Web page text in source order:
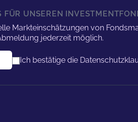
UNSEREN
Markteinschätzungen von
jederzeit möglich.
Ich bestätige die